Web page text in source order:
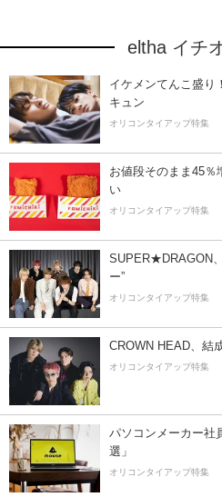
eltha イチ
イケメンてんこ盛り
キュン
オリコンタイアップ特集
お値段そのまま45％
い
オリコンタイアップ特集
SUPER★DRAGON
ー”
オリコンタイアップ特集
CROWN HEAD、結
オリコンタイアップ特集
パソコンメーカー社
選」
オリコンタイアップ特集